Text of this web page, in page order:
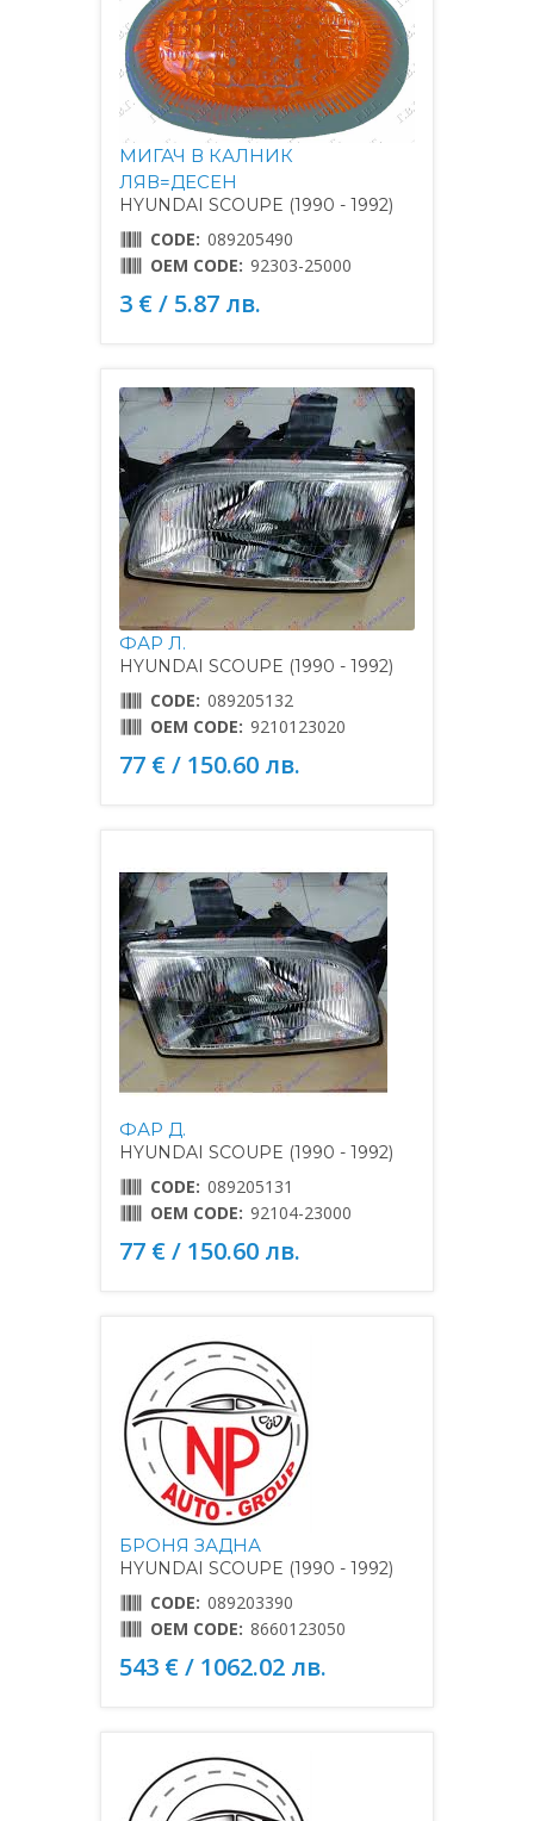
МИГАЧ В КАЛНИК
ЛЯВ=ДЕСЕН
HYUNDAI SCOUPE (1990 - 1992)
CODE: 089205490
OEM CODE: 92303-25000
3 € / 5.87 лв.
ФАР Л.
HYUNDAI SCOUPE (1990 - 1992)
CODE: 089205132
OEM CODE: 9210123020
77 € / 150.60 лв.
ФАР Д.
HYUNDAI SCOUPE (1990 - 1992)
CODE: 089205131
OEM CODE: 92104-23000
77 € / 150.60 лв.
БРОНЯ ЗАДНА
HYUNDAI SCOUPE (1990 - 1992)
CODE: 089203390
OEM CODE: 8660123050
543 € / 1062.02 лв.